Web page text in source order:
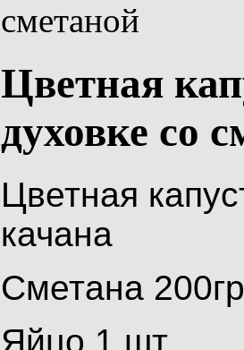
сметаной
Цветная
духовке со
Цветная
качана
Сметана 200гр
Яйцо 1 шт